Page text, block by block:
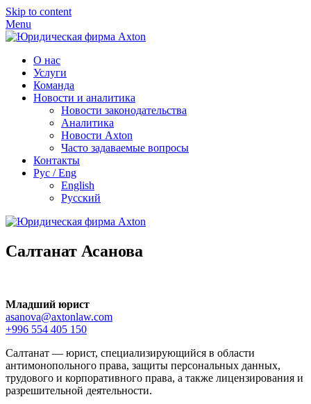
Skip to content
Menu
О нас
Услуги
Команда
Новости и аналитика
Новости законодательства
Аналитика
Новости Axton
Часто задаваемые вопросы
Контакты
Рус / Eng
English
Русский
Салтанат Асанова
Младший юрист
asanova@axtonlaw.com
+996 554 405 150
Салтанат — юрист, специализирующийся в области
антимонопольного права, защиты персональных данных,
трудового и корпоративного права, а также лицензирования и
разрешительной деятельности.